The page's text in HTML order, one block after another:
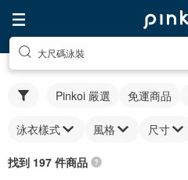
大尺碼泳裝
Pinkoi 嚴選 免運商品
泳衣樣式 風格 尺寸
找到 197 件商品